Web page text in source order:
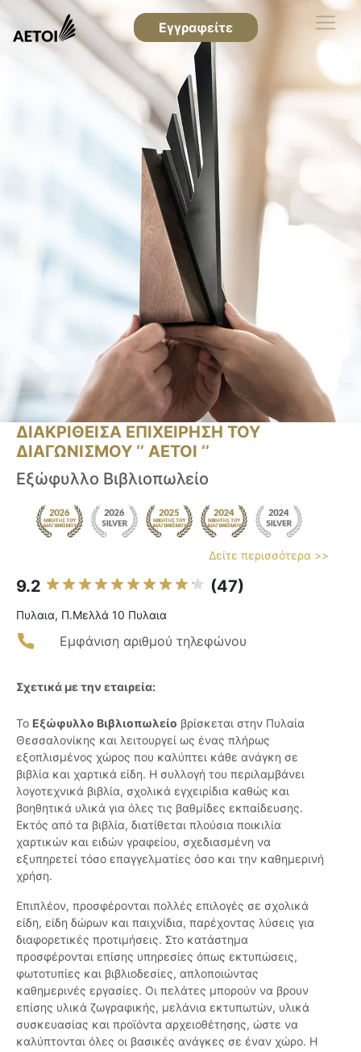
Εγγραφείτε
ΔΙΑΚΡΙΘΕΙΣΑ ΕΠΙΧΕΙΡΗΣΗ ΤΟΥ
ΔΙΑΓΩΝΙΣΜΟΥ ‘’ ΑΕΤΟΙ ‘’
Εξώφυλλο Βιβλιοπωλείο
Δείτε περισσότερα >>
9.2 (47)
Πυλαια, Π.Μελλά 10 Πυλαια
Εμφάνιση αριθμού τηλεφώνου
Σχετικά με την εταιρεία:
Το Εξώφυλλο Βιβλιοπωλείο βρίσκεται στην Πυλαία
Θεσσαλονίκης και λειτουργεί ως ένας πλήρως
εξοπλισμένος χώρος που καλύπτει κάθε ανάγκη σε
βιβλία και χαρτικά είδη. Η συλλογή του περιλαμβάνει
λογοτεχνικά βιβλία, σχολικά εγχειρίδια καθώς και
βοηθητικά υλικά για όλες τις βαθμίδες εκπαίδευσης.
Εκτός από τα βιβλία, διατίθεται πλούσια ποικιλία
χαρτικών και ειδών γραφείου, σχεδιασμένη να
εξυπηρετεί τόσο επαγγελματίες όσο και την καθημερινή
χρήση.
Επιπλέον, προσφέρονται πολλές επιλογές σε σχολικά
είδη, είδη δώρων και παιχνίδια, παρέχοντας λύσεις για
διαφορετικές προτιμήσεις. Στο κατάστημα
προσφέρονται επίσης υπηρεσίες όπως εκτυπώσεις,
φωτοτυπίες και βιβλιοδεσίες, απλοποιώντας
καθημερινές εργασίες. Οι πελάτες μπορούν να βρουν
επίσης υλικά ζωγραφικής, μελάνια εκτυπωτών, υλικά
συσκευασίας και προϊόντα αρχειοθέτησης, ώστε να
καλύπτονται όλες οι βασικές ανάγκες σε έναν χώρο. Η